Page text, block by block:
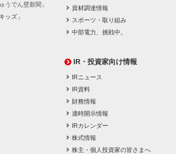
うでん壁新聞」
ッズ」
資材調達情報
スポーツ・取り組み
中部電力、挑戦中。
IR・投資家向け情報
IRニュース
IR資料
財務情報
適時開示情報
IRカレンダー
株式情報
株主・個人投資家の皆さまへ